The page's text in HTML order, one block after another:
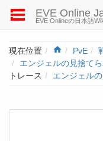
EVE Online
EVE Onlineの日本語
現在位置 Home
PvE
エンジェルの見捨て
トレース
エンジェル